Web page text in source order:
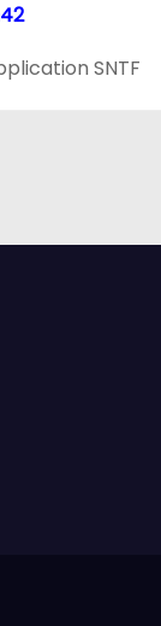
SNTF